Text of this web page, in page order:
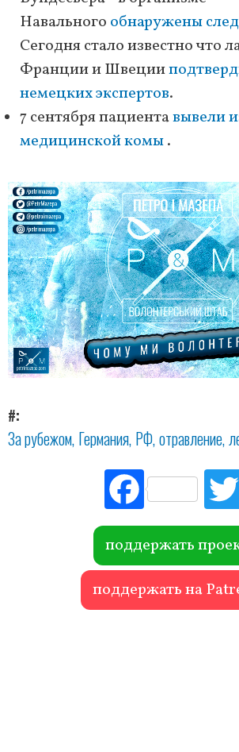
Навального обнаружены
Сегодня стало известно что
Франции и Швеции
немецких экспертов.
7 сентября пациентавывели
медицинской комы.
#
За рубежом Германия РФ отравление
Fac
ebo
ok
поддержать
поддержать на